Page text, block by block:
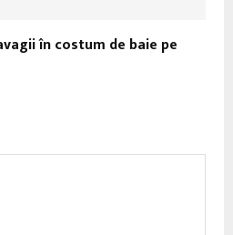
în costum de baie pe